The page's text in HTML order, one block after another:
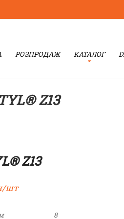
РОЗПРОДАЖ КАТАЛОГ
Z13
Z13
шт
8